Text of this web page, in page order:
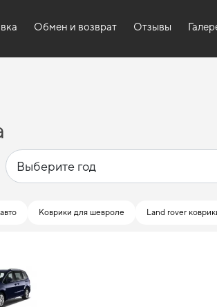
Обмен и возврат Отзывы
Коврики для шевроле Land rover